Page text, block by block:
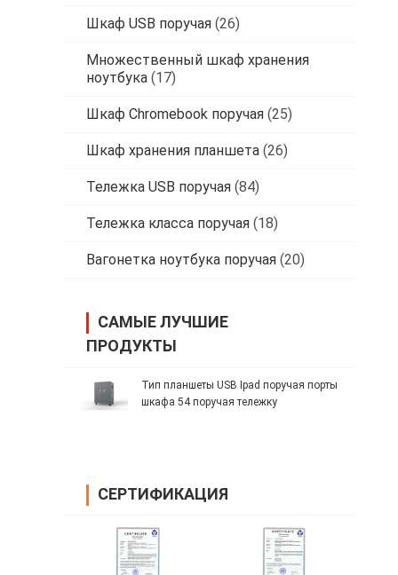
Шкаф USB поручая (26)
Множественный шкаф хранения
ноутбука (17)
Шкаф Chromebook поручая (25)
Шкаф хранения планшета (26)
Тележка USB поручая (84)
Тележка класса поручая (18)
Вагонетка ноутбука поручая (20)
САМЫЕ ЛУЧШИЕ
ПРОДУКТЫ
Тип планшеты USB Ipad поручая порты
шкафа 54 поручая тележку
СЕРТИФИКАЦИЯ